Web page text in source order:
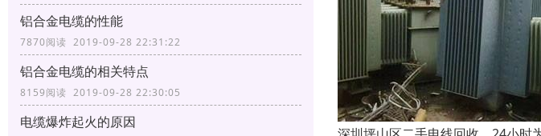
铝合金电缆的性能
7870阅读 2019-09-28 22:31:22
铝合金电缆的相关特点
8159阅读 2019-09-28 22:30:05
电缆爆炸起火的原因